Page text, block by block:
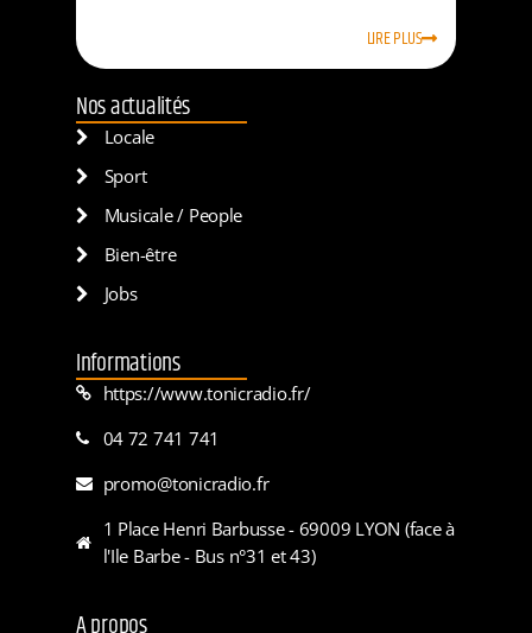
LIRE PLUS
Nos actualités
Locale
Sport
Musicale / People
Bien-être
Jobs
Informations
https://www.tonicradio.fr/
04 72 741 741
promo@tonicradio.fr
1 Place Henri Barbusse - 69009 LYON (face à
l'Ile Barbe - Bus n°31 et 43)